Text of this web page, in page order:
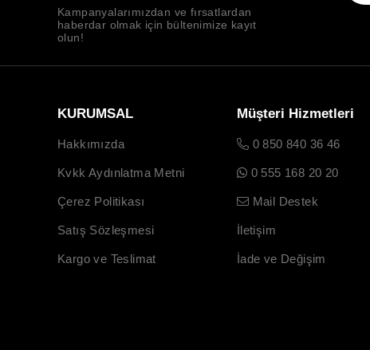
Kampanyalarımızdan ve fırsatlardan
haberdar olmak için bültenimize kayıt
olun!
KURUMSAL
Hakkımızda
Kvkk Aydınlatma Metni
Çerez Politikası
Satış Sözleşmesi
Kargo ve Teslimat
Müşteri Hizmetleri
0 850 840 36 46
0 555 168 20 20
Mail Destek
İletişim
İade ve Değişim